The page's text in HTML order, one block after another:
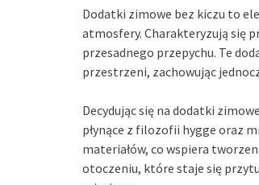
Dodatki zimowe bez kiczu to
atmosfery. Charakteryzują się
przesadnego przepychu. Te
przestrzeni, zachowując
Decydując się na dodatki
płynące z filozofii hygge oraz
materiałów, co wspiera
otoczeniu, które staje się